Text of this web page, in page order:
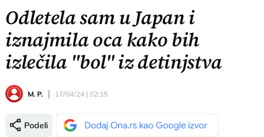
Odletela sam u Japan i
iznajmila oca kako bih
izlečila "bol" iz detinjstva
M. P. 17/04/24 | 02:15
Podeli